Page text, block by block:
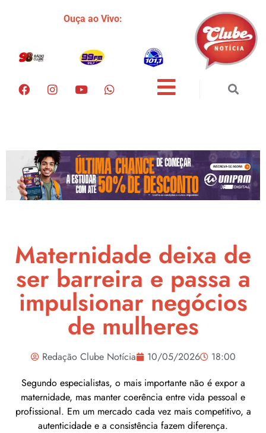
Ouça ao Vivo:
Maternidade deixa de
ser barreira e passa a
impulsionar negócios
de mulheres
Redação Clube Notícia 10/05/2026
18:00
Segundo especialistas, o mais importante não é expor a
maternidade, mas manter coerência entre vida pessoal e
profissional. Em um mercado cada vez mais competitivo, a
autenticidade e a consistência fazem diferença.